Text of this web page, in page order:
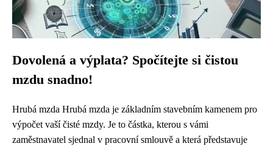
Dovolená a výplata? Spočítejte si čistou
mzdu snadno!
Hrubá mzda Hrubá mzda je základním stavebním kamenem pro
výpočet vaší čisté mzdy. Je to částka, kterou s vámi
zaměstnavatel sjednal v pracovní smlouvě a která představuje